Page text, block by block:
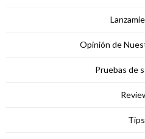
Opinión de
Pruebas de
Tips